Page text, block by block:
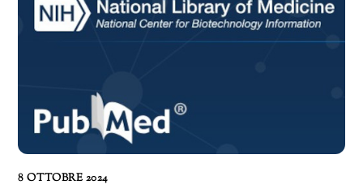
8 OTTOBRE 2024